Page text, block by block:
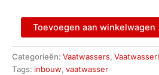
Toevoegen aan winkelwagen
Categorieën: Vaatwassers,
Tags: inbouw, vaatwasser